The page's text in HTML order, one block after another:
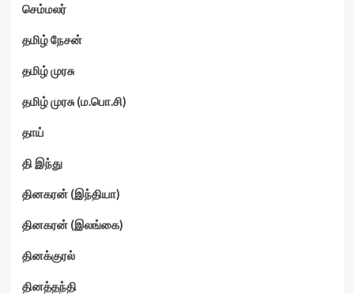
செம்மலர்
தமிழ் நேசன்
தமிழ் முரசு
தமிழ் முரசு (ம.பொ.சி)
தாய்
தி இந்து
தினகரன் (இந்தியா)
தினகரன் (இலங்கை)
தினக்குரல்
தினத்தந்தி